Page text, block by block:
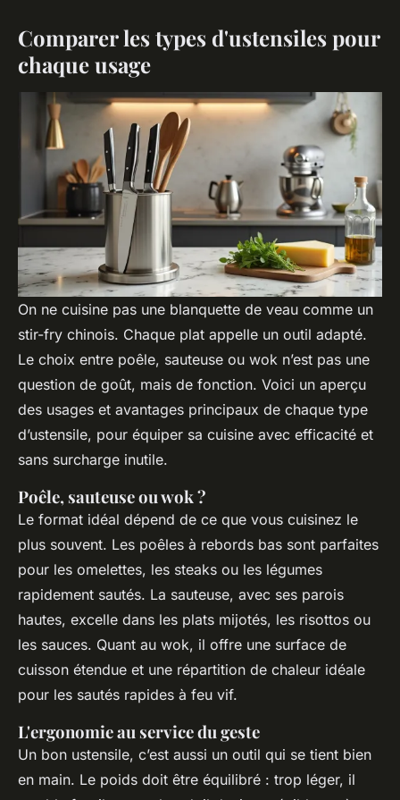
Comparer les types d'ustensiles pour
chaque usage
On ne cuisine pas une blanquette de veau comme un
stir-fry chinois. Chaque plat appelle un outil adapté.
Le choix entre poêle, sauteuse ou wok n’est pas une
question de goût, mais de fonction. Voici un aperçu
des usages et avantages principaux de chaque type
d’ustensile, pour équiper sa cuisine avec efficacité et
sans surcharge inutile.
Poêle, sauteuse ou wok ?
Le format idéal dépend de ce que vous cuisinez le
plus souvent. Les poêles à rebords bas sont parfaites
pour les omelettes, les steaks ou les légumes
rapidement sautés. La sauteuse, avec ses parois
hautes, excelle dans les plats mijotés, les risottos ou
les sauces. Quant au wok, il offre une surface de
cuisson étendue et une répartition de chaleur idéale
pour les sautés rapides à feu vif.
L'ergonomie au service du geste
Un bon ustensile, c’est aussi un outil qui se tient bien
en main. Le poids doit être équilibré : trop léger, il